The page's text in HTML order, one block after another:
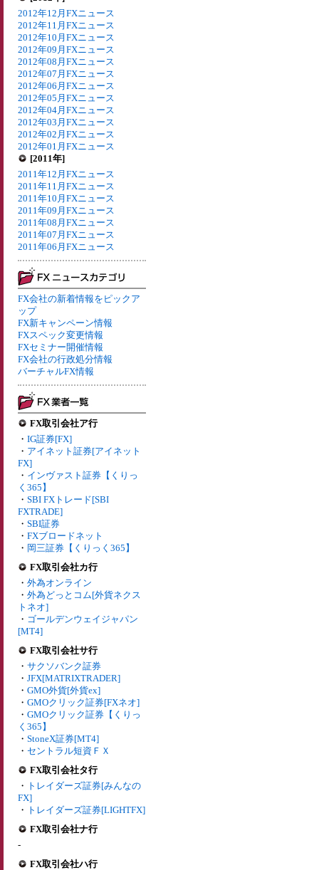
2012年12月FXニュース
2012年11月FXニュース
2012年10月FXニュース
2012年09月FXニュース
2012年08月FXニュース
2012年07月FXニュース
2012年06月FXニュース
2012年05月FXニュース
2012年04月FXニュース
2012年03月FXニュース
2012年02月FXニュース
2012年01月FXニュース
[2011年]
2011年12月FXニュース
2011年11月FXニュース
2011年10月FXニュース
2011年09月FXニュース
2011年08月FXニュース
2011年07月FXニュース
2011年06月FXニュース
FX会社の新着情報をピックア
ップ
FX新キャンペーン情報
FXスペック変更情報
FXセミナー開催情報
FX会社の行政処分情報
バーチャルFX情報
FX取引会社ア行
・ IG証券[FX]
・ アイネット証券[アイネット
FX]
・ インヴァスト証券【くりっ
く365】
・ SBI FXトレード[SBI
FXTRADE]
・ SBI証券
・ FXブロードネット
・ 岡三証券【くりっく365】
FX取引会社カ行
・ 外為オンライン
・ 外為どっとコム[外貨ネクス
トネオ]
・ ゴールデンウェイジャパン
[MT4]
FX取引会社サ行
・ サクソバンク証券
・ JFX[MATRIXTRADER]
・ GMO外貨[外貨ex]
・ GMOクリック証券[FXネオ]
・ GMOクリック証券【くりっ
く365】
・ StoneX証券[MT4]
・ セントラル短資ＦＸ
FX取引会社タ行
・ トレイダーズ証券[みんなの
FX]
・ トレイダーズ証券[LIGHTFX]
FX取引会社ナ行
-
FX取引会社ハ行